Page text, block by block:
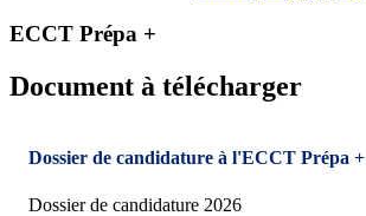
ECCT Prépa +
Document à télécharger
Dossier de candidature à l'ECCT Prépa +
Dossier de candidature 2026